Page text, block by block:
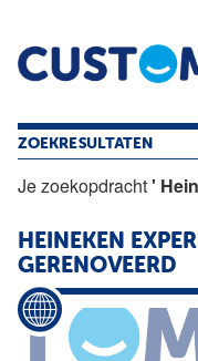
Home Opinie
ZOEKRESULTATEN
Je zoekopdracht'
HEINEKEN
GERENOVEERD